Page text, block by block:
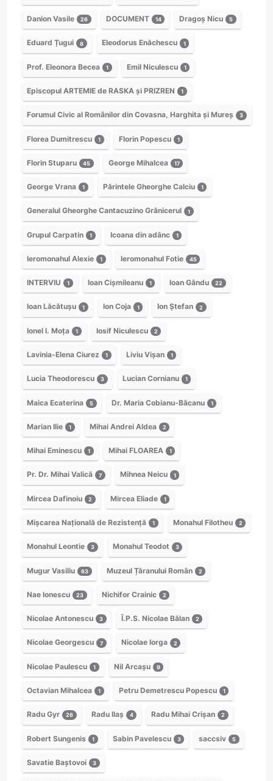
Danion Vasile 26 DOCUMENT 14 Dragoș Nicu 5
Eduard Țugui 8 Eleodorus Enăchescu 1
Prof. Eleonora Becea 1 Emil Niculescu 1
Episcopul ARTEMIE de RASKA și PRIZREN 1
Forumul Civic al Românilor din Covasna, Harghita și Mureș 3
Florea Dumitrescu 1 Florin Popescu 1
Florin Stuparu 45 George Mihalcea 17
George Vrana 1 Părintele Gheorghe Calciu 1
Generalul Gheorghe Cantacuzino Grănicerul 1
Grupul Carpatin 1 Icoana din adânc 1
Ieromonahul Alexie 1 Ieromonahul Fotie 45
INTERVIU 1 Ioan Cișmileanu 1 Ioan Gându 22
Ioan Lăcătușu 1 Ion Coja 1 Ion Ștefan 2
Ionel I. Moța 1 Iosif Niculescu 2
Lavinia-Elena Ciurez 1 Liviu Vișan 1
Lucia Theodorescu 3 Lucian Cornianu 1
Maica Ecaterina 5 Dr. Maria Cobianu-Băcanu 1
Marian Ilie 1 Mihai Andrei Aldea 2
Mihai Eminescu 1 Mihai FLOAREA 1
Pr. Dr. Mihai Valică 7 Mihnea Neicu 1
Mircea Dafinoiu 2 Mircea Eliade 1
Mișcarea Națională de Rezistență 1 Monahul Filotheu 2
Monahul Leontie 3 Monahul Teodot 3
Mugur Vasiliu 63 Muzeul Țăranului Român 2
Nae Ionescu 23 Nichifor Crainic 2
Nicolae Antonescu 3 Î.P.S. Nicolae Bălan 2
Nicolae Georgescu 7 Nicolae Iorga 2
Nicolae Paulescu 1 Nil Arcașu 9
Octavian Mihalcea 1 Petru Demetrescu Popescu 1
Radu Gyr 26 Radu Ilaș 4 Radu Mihai Crișan 2
Robert Sungenis 1 Sabin Pavelescu 3 saccsiv 5
Savatie Baștovoi 3